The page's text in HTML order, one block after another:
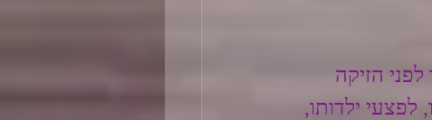
הזיקה
לפצעי ילדותו,